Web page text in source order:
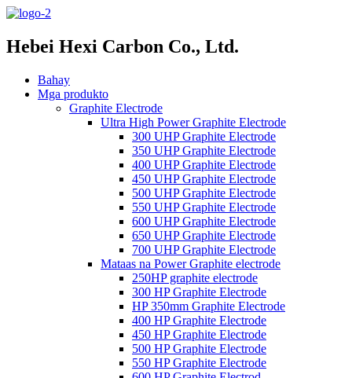
Hebei Hexi Carbon Co., Ltd.
Bahay
Mga produkto
Graphite Electrode
Ultra High Power Graphite Electrode
300 UHP Graphite Electrode
350 UHP Graphite Electrode
400 UHP Graphite Electrode
450 UHP Graphite Electrode
500 UHP Graphite Electrode
550 UHP Graphite Electrode
600 UHP Graphite Electrode
650 UHP Graphite Electrode
700 UHP Graphite Electrode
Mataas na Power Graphite electrode
250HP graphite electrode
300 HP Graphite Electrode
HP 350mm Graphite Electrode
400 HP Graphite Electrode
450 HP Graphite Electrode
500 HP Graphite Electrode
550 HP Graphite Electrode